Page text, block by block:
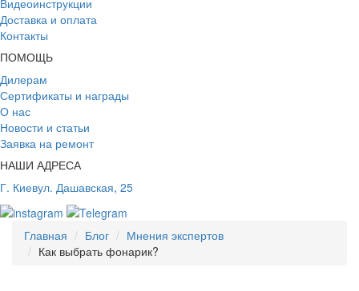
Доставка и оплата
Контакты
ПОМОЩЬ
Дилерам
Сертификаты и награды
О нас
Новости и статьи
Заявка на ремонт
НАШИ АДРЕСА
Г. Киевул. Дашавская, 25
Главная Блог
Мнения экспертов
Как выбрать фонарик?